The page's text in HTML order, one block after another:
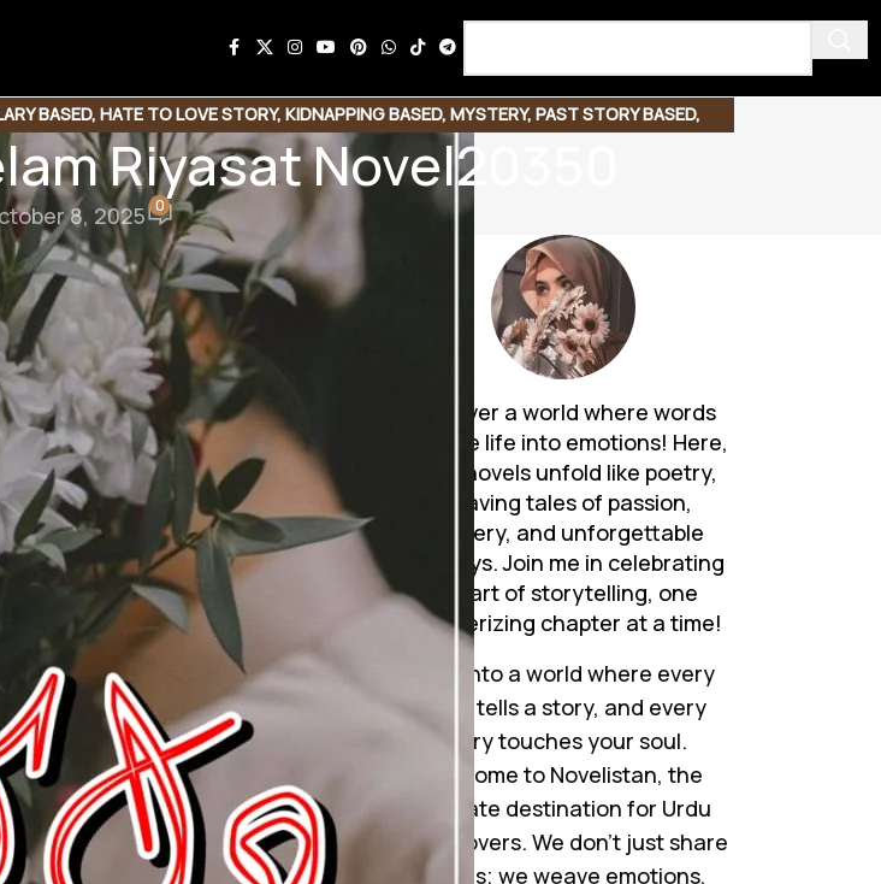
BASED, HATE TO LOVE STORY, KIDNAPPING BASED, MYSTERY, PAST STORY BASED,
RUDE HERO BASED ,SECRET AGENT BASED
Riyasat Novel20350
8, 2025 0
Copy Code
marriage | Romantic novel
شیر
میری طرف سے شادی ہی ہوئی ہے۔ اپنا حال صرف تم خود ہی بہتر بتا سکتے ہو۔”
میری تو بات ہی نہ کرو۔۔۔ تم میری اوقات سے باہر کی بات ہو۔”
تھی۔۔۔۔۔
دل اتنی جلدی تو نہیں بدلتا۔ تمہاری باتوں سے ایسا کیوں لگ رہا ہے جیسے تم اس رشتے سے خوش ہو۔”
Discover a world where words
breathe life into emotions! Here,
Urdu novels unfold like poetry,
weaving tales of passion,
mystery, and unforgettable
journeys. Join me in celebrating
the art of storytelling, one
mesmerizing chapter at a time!
Step into a world where every
word tells a story, and every
story touches your soul.
Welcome to Novelistan, the
ultimate destination for Urdu
novel lovers. We don’t just share
novels; we weave emotions,